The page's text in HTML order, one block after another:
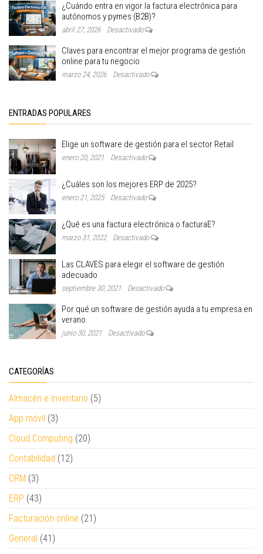
¿Cuándo entra en vigor la factura electrónica para
autónomos y pymes (B2B)?
abril 27, 2026 Desactivado
Claves para encontrar el mejor programa de gestión
online para tu negocio
marzo 24, 2026 Desactivado
ENTRADAS POPULARES
Elige un software de gestión para el sector Retail
enero 20, 2021 Desactivado
¿Cuáles son los mejores ERP de 2025?
enero 21, 2025 Desactivado
¿Qué es una factura electrónica o facturaE?
marzo 31, 2022 Desactivado
Las CLAVES para elegir el software de gestión
adecuado
septiembre 30, 2021 Desactivado
Por qué un software de gestión ayuda a tu empresa en
verano
junio 30, 2021 Desactivado
CATEGORÍAS
Almacén e Inventario (5)
App móvil (3)
Cloud Computing (20)
Contabilidad (12)
CRM (3)
ERP (43)
Facturación online (21)
General (41)